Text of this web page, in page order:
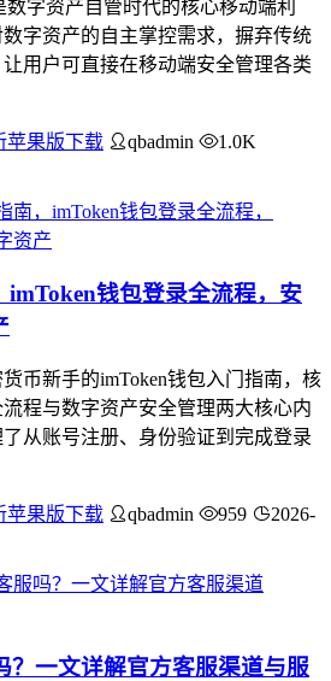
数字资产自管时代的核心移动端利
字资产的自主掌控需求，摒弃传统
用户可直接在移动端安全管理各类
苹果版下载 qbadmin
1.0K
imToken钱包登录全流程，安
币新手的imToken钱包入门指南，核
程与数字资产安全管理两大核心内
从账号注册、身份验证到完成登录
苹果版下载 qbadmin 959
2026-
？一文详解官方客服渠道与服